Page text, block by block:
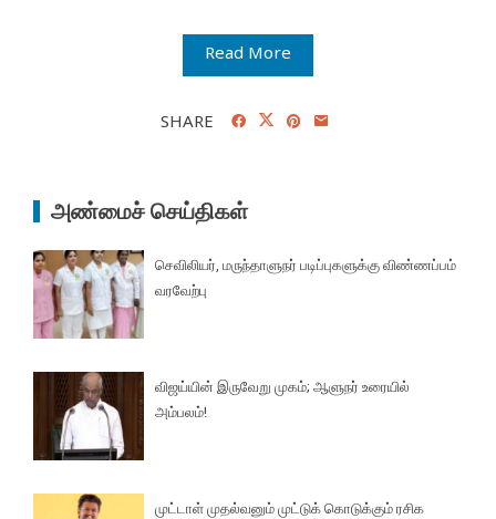
Read More
SHARE
அண்மைச் செய்திகள்
செவிலியர், மருந்தாளுநர் படிப்புகளுக்கு விண்ணப்பம்
வரவேற்பு
விஜய்யின் இருவேறு முகம்; ஆளுநர் உரையில்
அம்பலம்!
முட்டாள் முதல்வனும் முட்டுக் கொடுக்கும் ரசிக